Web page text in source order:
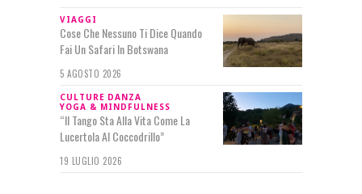
VIAGGI
Cose Che Nessuno Ti Dice Quando
Fai Un Safari In Botswana
5 AGOSTO 2026
CULTURE DANZA
YOGA & MINDFULNESS
“Il Tango Sta Alla Vita Come La
Lucertola Al Coccodrillo”
19 LUGLIO 2026